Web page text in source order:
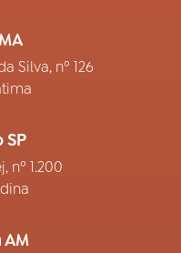
Silva, nº 126
SP
nº 1.200
AM